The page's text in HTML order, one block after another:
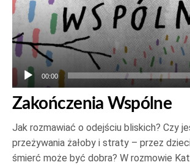
00:00
Zakończenia Wspólne
Jak rozmawiać o odejściu bliskich? Czy
przeżywania żałoby i straty – przez
śmierć może być dobra? W rozmowie